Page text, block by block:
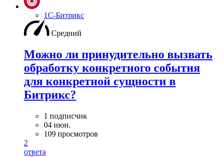
1С-Битрикс
Средний
Можно ли принудительно вызвать
обработку конкретного события
для конкретной сущности в
Битрикс?
1 подписчик
04 июн.
109 просмотров
2
ответа